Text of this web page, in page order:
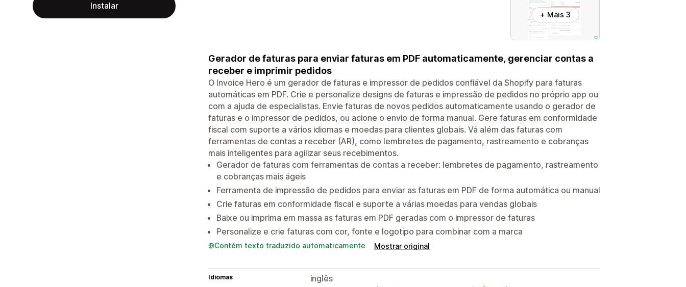
Instalar
+ Mais 3
Gerador de faturas para enviar faturas em PDF automaticamente, gerenciar contas a
receber e imprimir pedidos
O Invoice Hero é um gerador de faturas e impressor de pedidos confiável da Shopify para faturas
automáticas em PDF. Crie e personalize designs de faturas e impressão de pedidos no próprio app ou
com a ajuda de especialistas. Envie faturas de novos pedidos automaticamente usando o gerador de
faturas e o impressor de pedidos, ou acione o envio de forma manual. Gere faturas em conformidade
fiscal com suporte a vários idiomas e moedas para clientes globais. Vá além das faturas com
ferramentas de contas a receber (AR), como lembretes de pagamento, rastreamento e cobranças
mais inteligentes para agilizar seus recebimentos.
Gerador de faturas com ferramentas de contas a receber: lembretes de pagamento, rastreamento
e cobranças mais ágeis
Ferramenta de impressão de pedidos para enviar as faturas em PDF de forma automática ou manual
Crie faturas em conformidade fiscal e suporte a várias moedas para vendas globais
Baixe ou imprima em massa as faturas em PDF geradas com o impressor de faturas
Personalize e crie faturas com cor, fonte e logotipo para combinar com a marca
Contém texto traduzido automaticamente Mostrar original
Idiomas
inglês